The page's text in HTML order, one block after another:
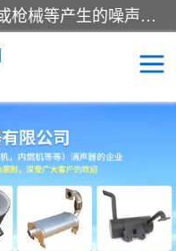
消音器主要用于降低机械设备或枪械等产生的噪声。它通过阻尼或增加排气面积来降低排气速度和功率，从而降低噪声。常见的消音器类型包括阻性消声器、抗性消声器、共振消声器以及阻抗复合式消声器等。这些消音器各有特点，适用于不同频率的噪声消除。